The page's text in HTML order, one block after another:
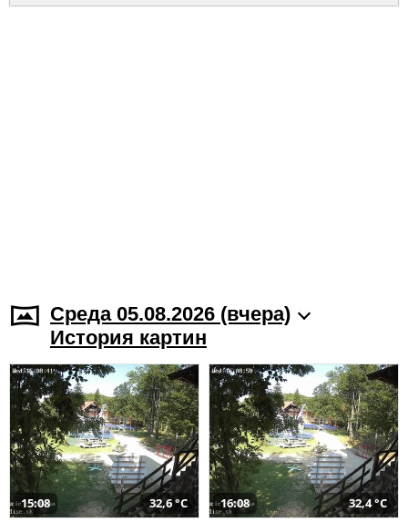
Среда 05.08.2026 (вчера)
История картин
15:08 32,6 °C 16:08 32,4 °C